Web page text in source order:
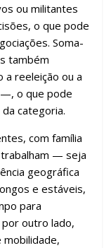
ou militantes
o que pode
Soma-
também
reeleição ou a
o que pode
categoria.
com família
— seja
geográfica
e estáveis,
para
por outro lado,
mobilidade,